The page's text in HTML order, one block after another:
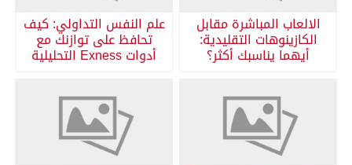
الالعاب المباشرة مقابل
الكازينوهات التقليدية:
أيهما يناسبك أكثر؟
علم النفس التداولي: كيف
تحافظ على توازنك مع
أدوات Exness التحليلية